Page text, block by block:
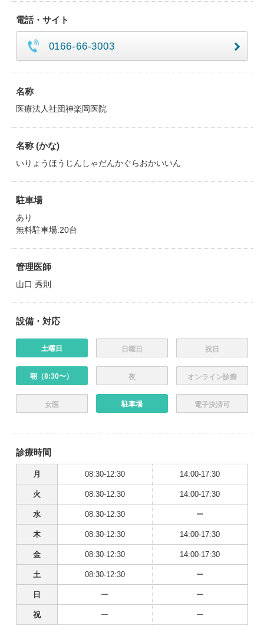
電話・サイト
0166-66-3003
名称
医療法人社団神楽岡医院
名称 (かな)
いりょうほうじんしゃだんかぐらおかいいん
駐車場
あり
無料駐車場:20台
管理医師
山口 秀則
設備・対応
土曜日 日曜日 祝日
朝（8:30〜） 夜 オンライン診療
女医 駐車場 電子決済可
診療時間
月 08:30-12:30 14:00-17:30
火 08:30-12:30 14:00-17:30
水 08:30-12:30 ー
木 08:30-12:30 14:00-17:30
金 08:30-12:30 14:00-17:30
土 08:30-12:30 ー
日 ー ー
祝 ー ー